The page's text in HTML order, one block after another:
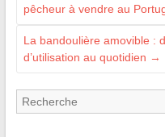
pêcheur à vendre au
La bandoulière amovible :
d’utilisation au quotidien →